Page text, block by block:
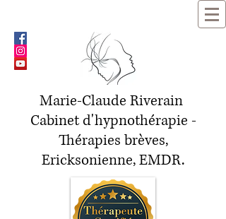
Marie-Claude Riverain
Cabinet d'hypnothérapie -
Thérapies brèves,
Ericksonienne, EMDR.